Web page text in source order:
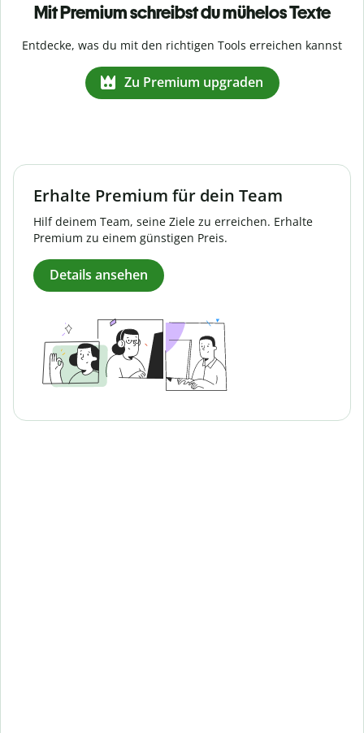
Mit Premium schreibst du mühelos Texte
Entdecke, was du mit den richtigen Tools erreichen kannst
Zu Premium upgraden
Erhalte Premium für dein Team
Hilf deinem Team, seine Ziele zu erreichen. Erhalte
Premium zu einem günstigen Preis.
Details ansehen